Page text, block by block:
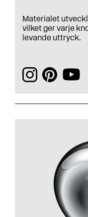
Materialet
vilket ger varje
levande uttryck.